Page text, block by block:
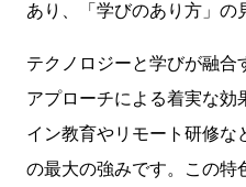
あり、「学びのあり方」の
テクノロジーと学びが融合
アプローチによる着実な効
イン教育やリモート研修な
の最大の強みです。この特